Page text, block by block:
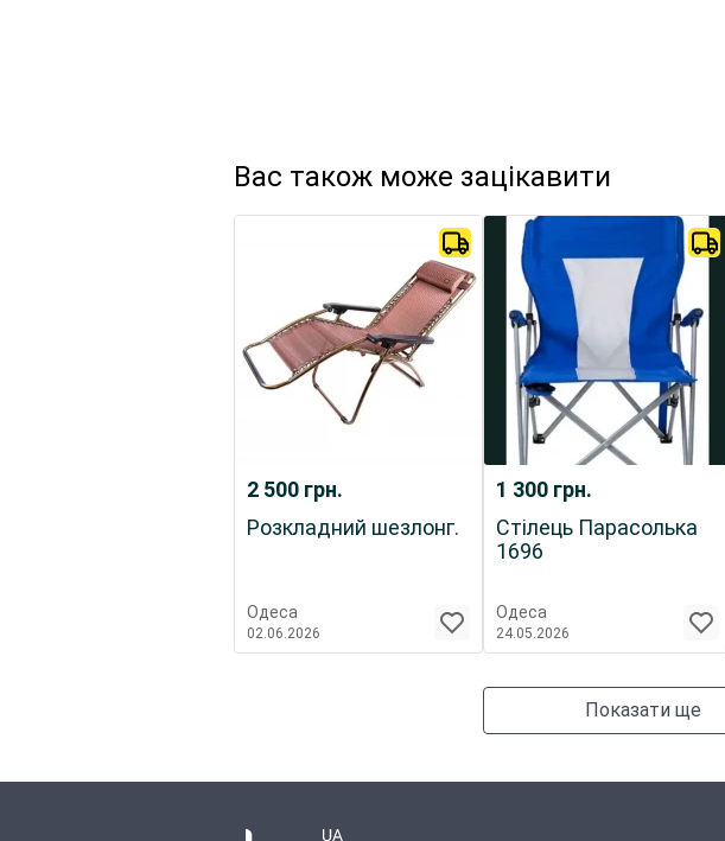
Вас також може зацікавити
2 500 грн.
Розкладний шезлонг.
Одеса
02.06.2026
1 300 грн.
Стілець Парасолька
1696
Одеса
24.05.2026
Показати ще